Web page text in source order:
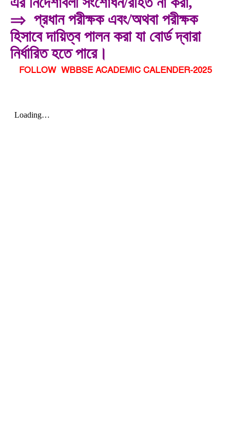
⇒ প্রধান পরীক্ষক এবং/অথবা পরীক্ষক
হিসাবে দায়িত্ব পালন করা যা বোর্ড দ্বারা
নির্ধারিত হতে পারে।
FOLLOW WBBSE ACADEMIC CALENDER-2025